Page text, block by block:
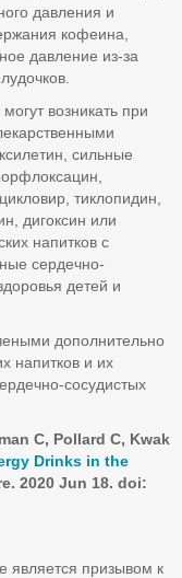
давления и
кофеина,
давление из-за
возникать при
сильные
тиклопидин,
дигоксин или
напитков с
сердечно-
детей и
дополнительно
напитков и их
сосудистых
C, Pollard C, Kwak
Drinks in the
2020 Jun 18. doi:
призывом к